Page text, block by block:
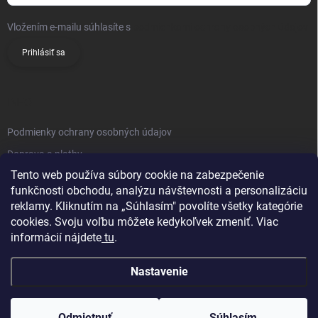
Tento web používa súbory cookie na zabezpečenie
funkčnosti obchodu, analýzu návštevnosti a personalizáciu
reklamy. Kliknutím na „Súhlasím" povolíte všetky kategórie
cookies. Svoju voľbu môžete kedykoľvek zmeniť. Viac
informácií nájdete tu.
Nastavenie
Vložením e-mailu súhlasíte s
Prihlásiť sa
Podmienky ochrany osobných údajov
Doprava a platby
Obchodné podmienky
Reklamačný poriadok
Vrátenie tovaru
Kontakty